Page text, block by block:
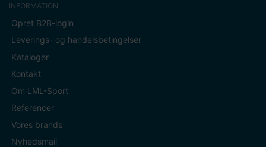
INFORMATION
Opret B2B-login
Leverings- og handelsbetingelser
Kataloger
Kontakt
Om LML-Sport
Referencer
Vores brands
Nyhedsmail